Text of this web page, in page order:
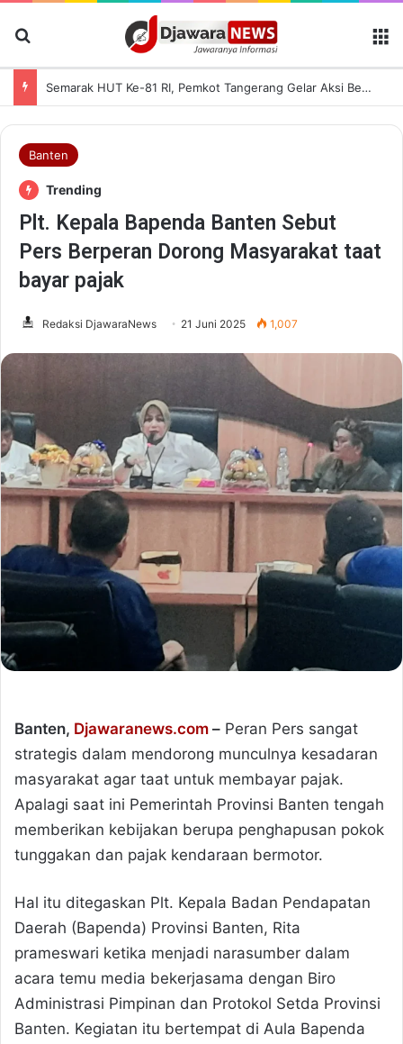
Banten
Trending
Plt. Kepala Bapenda Banten Sebut
Pers Berperan Dorong Masyarakat taat
bayar pajak
Redaksi DjawaraNews 21 Juni 2025 1,007
Banten, Djawaranews.com – Peran Pers sangat
strategis dalam mendorong munculnya kesadaran
masyarakat agar taat untuk membayar pajak.
Apalagi saat ini Pemerintah Provinsi Banten tengah
memberikan kebijakan berupa penghapusan pokok
tunggakan dan pajak kendaraan bermotor.
Hal itu ditegaskan Plt. Kepala Badan Pendapatan
Daerah (Bapenda) Provinsi Banten, Rita
prameswari ketika menjadi narasumber dalam
acara temu media bekerjasama dengan Biro
Administrasi Pimpinan dan Protokol Setda Provinsi
Banten. Kegiatan itu bertempat di Aula Bapenda